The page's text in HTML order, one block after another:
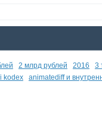
2 млрд рублей 2016 3
kodex animatediff и